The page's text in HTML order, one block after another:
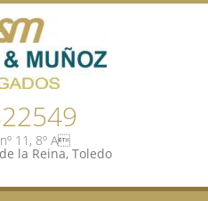
11, 8º A
la Reina, Toledo